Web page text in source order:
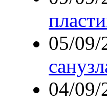
05/09/
04/09/